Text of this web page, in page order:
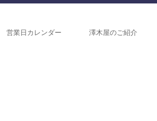
営業日カレンダー 澤木屋のご紹介